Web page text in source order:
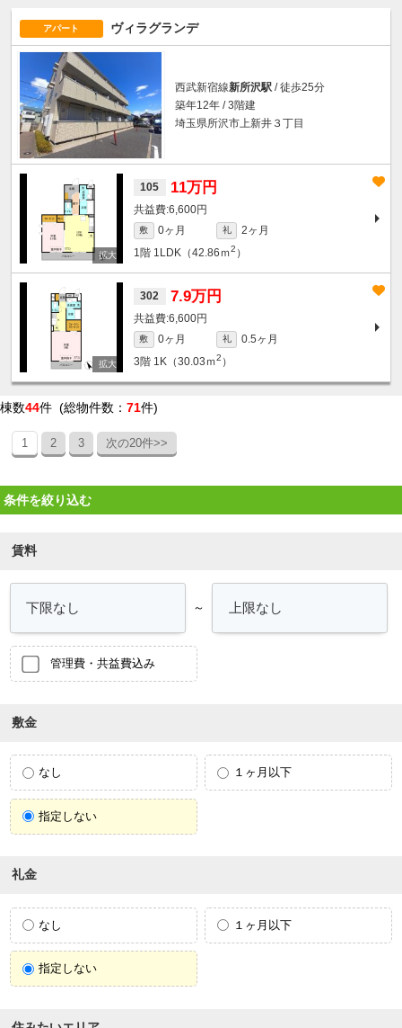
アパート ヴィラグランデ
西武新宿線新所沢駅 / 徒歩25分
築年12年 / 3階建
埼玉県所沢市上新井３丁目
105 11万円
6,600円
敷 0ヶ月 礼
2ヶ月
1階 1LDK（42.86ｍ2 ）
302 7.9万円
6,600円
敷 0ヶ月 礼
0.5ヶ月
3階 1K（30.03ｍ2 ）
棟数44件 (総物件数： 71件)
1 2 3 次の20件>>
条件を絞り込む
賃料
～
管理費・共益費込み
敷金
なし １ヶ月以下
指定しない
礼金
なし １ヶ月以下
指定しない